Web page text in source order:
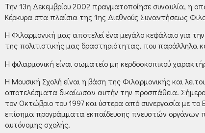
Την 13η Δεκεμβρίου 2002 πραγματοποίησε συναυλία, η
Κέρκυρα στα πλαίσια της 1ης Διεθνούς Συναντήσεως
Η Φιλαρμονική μας αποτελεί ένα μεγάλο κεφάλαιο για
της πολιτιστικής μας δραστηριότητας, που παράλληλα
Η φιλαρμονική είναι σωματείο μη κερδοσκοπικού
Η Μουσική Σχολή είναι η βάση της Φιλαρμονικής και
αποτελέσματα δικαίωσαν αυτήν την προσπάθεια.
τον Οκτώβριο του 1997 και ύστερα από συνεργασία με
επίσημα προγράμματα εκπαίδευσης πνευστών οργάνων
αυτόνομης σχολής.